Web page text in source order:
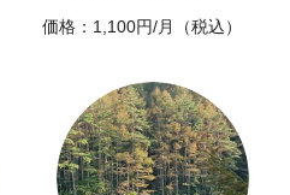
価格：1,100円/月（税込）